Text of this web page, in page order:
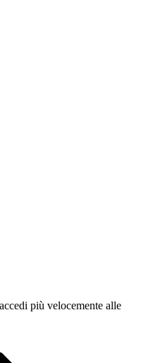
più velocemente alle